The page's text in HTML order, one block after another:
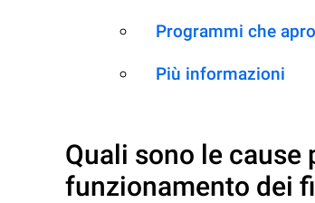
Programmi che
Più informazioni
Quali sono le
funzionamento dei